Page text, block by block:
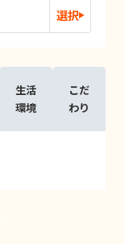
選択
生活
環境
こだ
わり